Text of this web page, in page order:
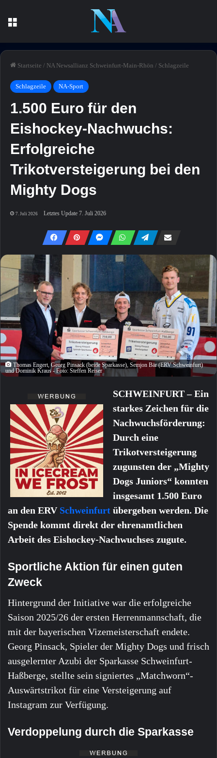
Startseite / NA Newsallianz Schweinfurt-Main-Rhön / Schlagzeile
Schlagzeile NA-Sport
1.500 Euro für den
Eishockey-Nachwuchs:
Erfolgreiche
Trikotversteigerung bei den
Mighty Dogs
7. Juli 2026 Letztes Update 7. Juli 2026
Thomas Engert, Georg Pinsack (beide Sparkasse), Semjon Bär (ERV Schweinfurt)
und Dominik Kraus - Foto: Steffen Reiser
SCHWEINFURT – Ein
starkes Zeichen für die
Nachwuchsförderung:
Durch eine
Trikotversteigerung
zugunsten der „Mighty
Dogs Juniors“ konnten
insgesamt 1.500 Euro
an den ERV Schweinfurt übergeben werden. Die
Spende kommt direkt der ehrenamtlichen
Arbeit des Eishockey-Nachwuchses zugute.
Sportliche Aktion für einen guten
Zweck
Hintergrund der Initiative war die erfolgreiche
Saison 2025/26 der ersten Herrenmannschaft, die
mit der bayerischen Vizemeisterschaft endete.
Georg Pinsack, Spieler der Mighty Dogs und frisch
ausgelernter Azubi der Sparkasse Schweinfurt-
Haßberge, stellte sein signiertes „Matchworn“-
Auswärtstrikot für eine Versteigerung auf
Instagram zur Verfügung.
Verdoppelung durch die Sparkasse